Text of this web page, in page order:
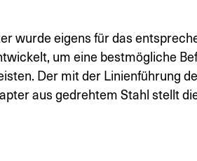
wurde eigens für das
um eine bestmögliche
Der mit der Linienführung
aus gedrehtem Stahl stellt